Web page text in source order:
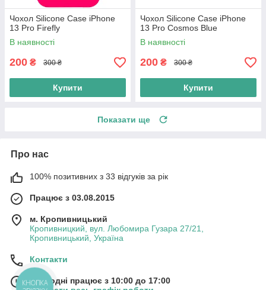
Чохол Silicone Case iPhone
13 Pro Firefly
В наявності
200 ₴ 300 ₴
Купити
Чохол Silicone Case iPhone
13 Pro Cosmos Blue
В наявності
200 ₴ 300 ₴
Купити
Показати ще
Про нас
100% позитивних з 33 відгуків за рік
Працює з 03.08.2015
м. Кропивницький
Кропивницкий, вул. Любомира Гузара 27/21,
Кропивницький, Україна
Контакти
Сьогодні працює з 10:00 до 17:00
КНОПКА